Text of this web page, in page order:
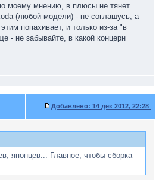
моему мнению, в плюсы не тянет.
(любой модели) - не соглашусь, а
попахивает, и только из-за "в
- не забывайте, в какой концерн
Добавлено: 14 дек 2012, 22:28
японцев... Главное, чтобы сборка